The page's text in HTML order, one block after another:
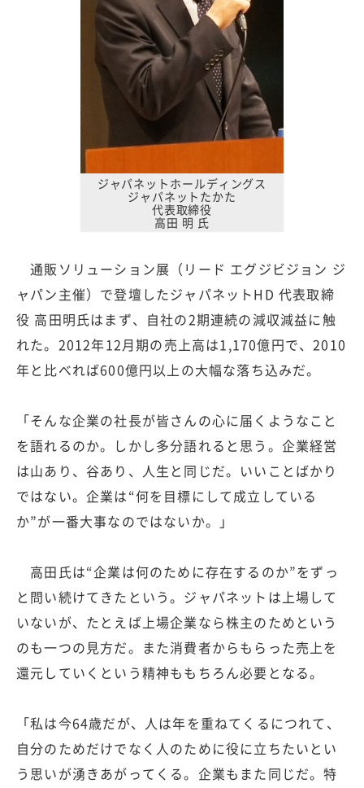
ジャパネットホールディングス
ジャパネットたかた
代表取締役
高田 明 氏
通販ソリューション展（リード エグジビジョン ジ
ャパン主催）で登壇したジャパネットHD 代表取締
役 高田明氏はまず、自社の2期連続の減収減益に触
れた。2012年12月期の売上高は1,170億円で、2010
年と比べれば600億円以上の大幅な落ち込みだ。
「そんな企業の社長が皆さんの心に届くようなこと
を語れるのか。しかし多分語れると思う。企業経営
は山あり、谷あり、人生と同じだ。いいことばかり
ではない。企業は“何を目標にして成立している
か”が一番大事なのではないか。」
高田氏は“企業は何のために存在するのか”をずっ
と問い続けてきたという。ジャパネットは上場して
いないが、たとえば上場企業なら株主のためという
のも一つの見方だ。また消費者からもらった売上を
還元していくという精神ももちろん必要となる。
「私は今64歳だが、人は年を重ねてくるにつれて、
自分のためだけでなく人のために役に立ちたいとい
う思いが湧きあがってくる。企業もまた同じだ。特